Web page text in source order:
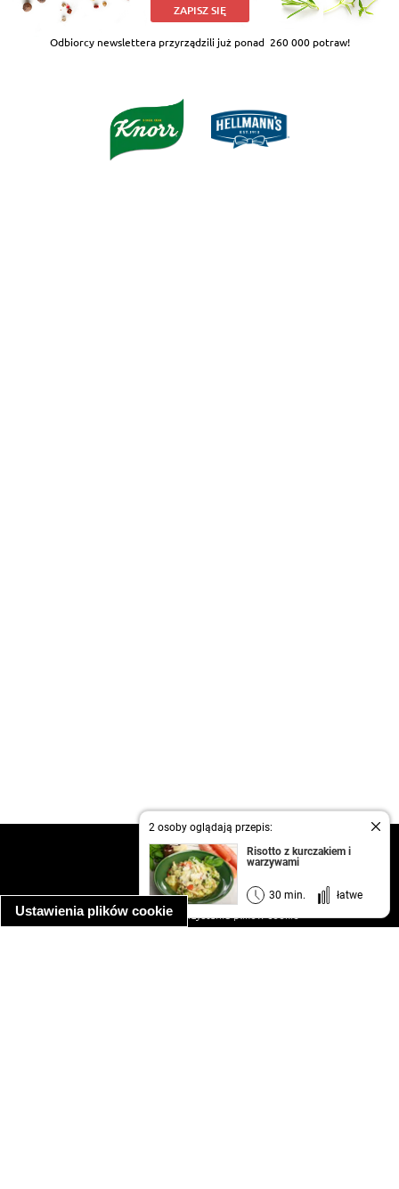
Ustawienia plików cookie
2 osoby oglądają przepis:
Risotto z kurczakiem i
warzywami
30 min. łatwe
ZAPISZ SIĘ
Odbiorcy newslettera przyrządzili już ponad 260 000 potraw!
kontakt
regulamin
informacja o prywatności
informacja o wykorzystaniu plików cookie